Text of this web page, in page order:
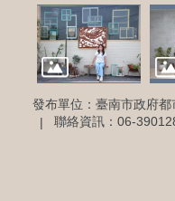
發布單位：臺南市政府都
聯絡資訊：06-